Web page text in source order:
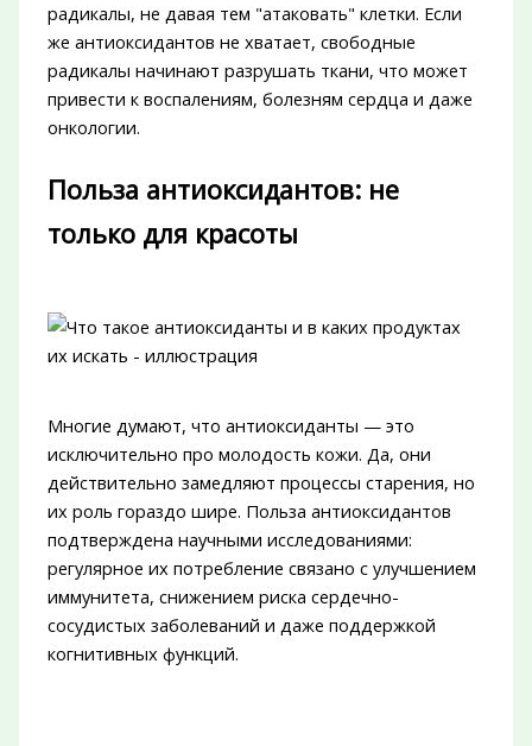
радикалы, не давая тем "атаковать" клетки. Если
же антиоксидантов не хватает, свободные
радикалы начинают разрушать ткани, что может
привести к воспалениям, болезням сердца и даже
онкологии.
Польза антиоксидантов: не
только для красоты
Многие думают, что антиоксиданты — это
исключительно про молодость кожи. Да, они
действительно замедляют процессы старения, но
их роль гораздо шире. Польза антиоксидантов
подтверждена научными исследованиями:
регулярное их потребление связано с улучшением
иммунитета, снижением риска сердечно-
сосудистых заболеваний и даже поддержкой
когнитивных функций.